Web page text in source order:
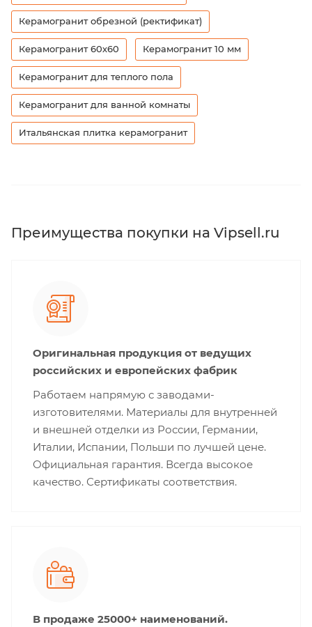
Керамогранит обрезной (ректификат)
Керамогранит 60х60 Керамогранит 10 мм
Керамогранит для теплого пола
Керамогранит для ванной комнаты
Итальянская плитка керамогранит
Преимущества покупки на Vipsell.ru
Оригинальная продукция от ведущих
российских и европейских фабрик
Работаем напрямую с заводами-
изготовителями. Материалы для внутренней
и внешней отделки из России, Германии,
Италии, Испании, Польши по лучшей цене.
Официальная гарантия. Всегда высокое
качество. Сертификаты соответствия.
В продаже 25000+ наименований.